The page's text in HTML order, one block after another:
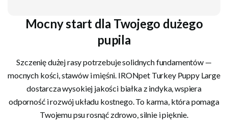
Mocny start dla Twojego dużego
pupila
Szczenię dużej rasy potrzebuje solidnych fundamentów —
mocnych kości, stawów i mięśni. IRONpet Turkey Puppy Large
dostarcza wysokiej jakości białka z indyka, wspiera
odporność i rozwój układu kostnego. To karma, która pomaga
Twojemu psu rosnąć zdrowo, silnie i pięknie.